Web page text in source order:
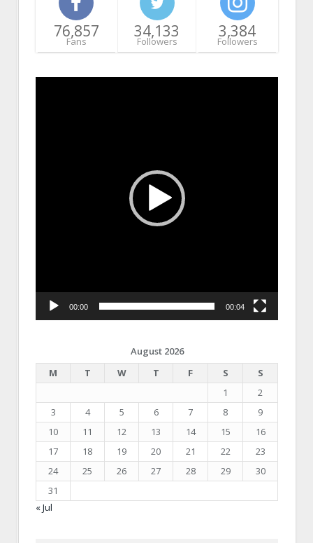
76,857
Fans
34,133
Followers
3,384
Followers
00:00 00:04
August 2026
M
T W T F S
S
1
2
3
4 5 6 7 8
9
10
11 12 13 14 15
16
17
18 19 20 21 22
23
24
25 26 27 28 29
30
31
« Jul